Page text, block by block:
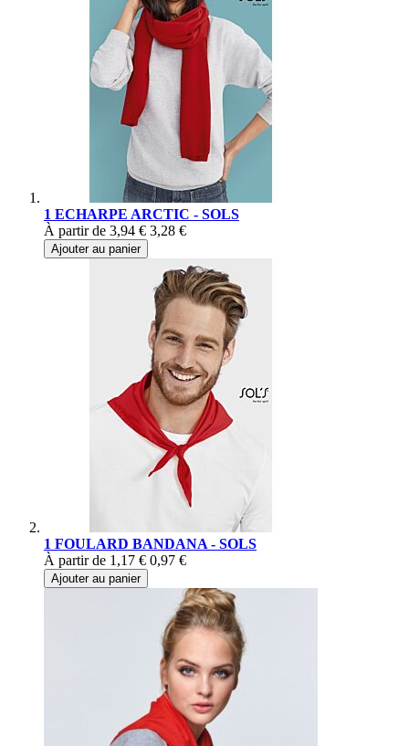
1 ECHARPE ARCTIC - SOLS
À partir de 3,94 € 3,28 €
Ajouter au panier
1 FOULARD BANDANA - SOLS
À partir de 1,17 € 0,97 €
Ajouter au panier